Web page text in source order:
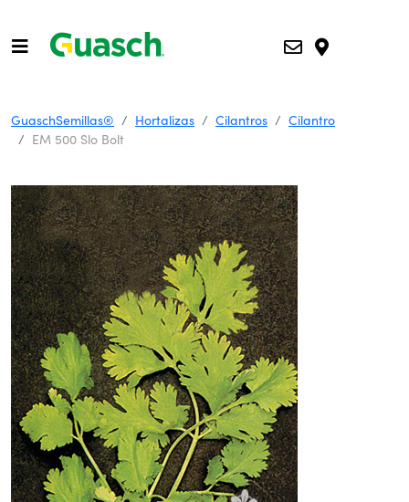
GuaschSemillas® Hortalizas Cilantros
Cilantro
EM 500 Slo Bolt